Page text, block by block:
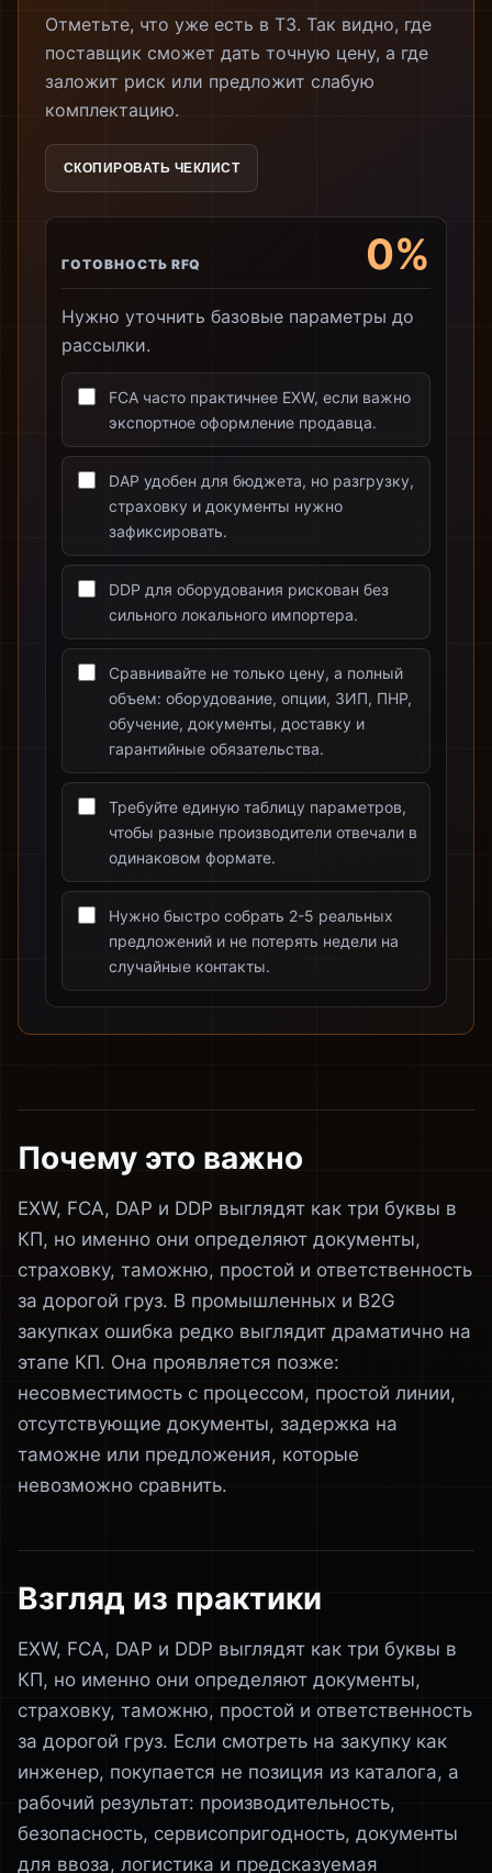
Отметьте, что уже есть в ТЗ. Так видно, где
поставщик сможет дать точную цену, а где
заложит риск или предложит слабую
комплектацию.
СКОПИРОВАТЬ ЧЕКЛИСТ
ГОТОВНОСТЬ RFQ 0%
Нужно уточнить базовые параметры до
рассылки.
FCA часто практичнее EXW, если важно
экспортное оформление продавца.
DAP удобен для бюджета, но разгрузку,
страховку и документы нужно
зафиксировать.
DDP для оборудования рискован без
сильного локального импортера.
Сравнивайте не только цену, а полный
объем: оборудование, опции, ЗИП, ПНР,
обучение, документы, доставку и
гарантийные обязательства.
Требуйте единую таблицу параметров,
чтобы разные производители отвечали в
одинаковом формате.
Нужно быстро собрать 2-5 реальных
предложений и не потерять недели на
случайные контакты.
Почему это важно
EXW, FCA, DAP и DDP выглядят как три буквы в
КП, но именно они определяют документы,
страховку, таможню, простой и ответственность
за дорогой груз. В промышленных и B2G
закупках ошибка редко выглядит драматично на
этапе КП. Она проявляется позже:
несовместимость с процессом, простой линии,
отсутствующие документы, задержка на
таможне или предложения, которые
невозможно сравнить.
Взгляд из практики
EXW, FCA, DAP и DDP выглядят как три буквы в
КП, но именно они определяют документы,
страховку, таможню, простой и ответственность
за дорогой груз. Если смотреть на закупку как
инженер, покупается не позиция из каталога, а
рабочий результат: производительность,
безопасность, сервисопригодность, документы
для ввоза, логистика и предсказуемая